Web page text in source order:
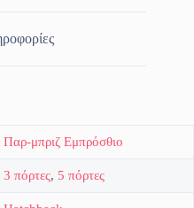
Παρ-μπριζ Εμπρόσθιο
3 πόρτες, 5 πόρτες